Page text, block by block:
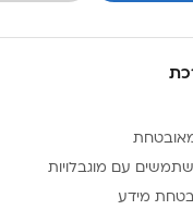
עם מוגבלויות
מידע